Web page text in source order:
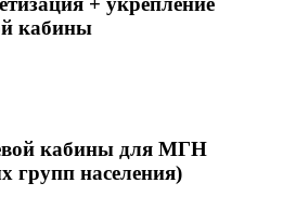
кабины
кабины для МГН
групп населения)